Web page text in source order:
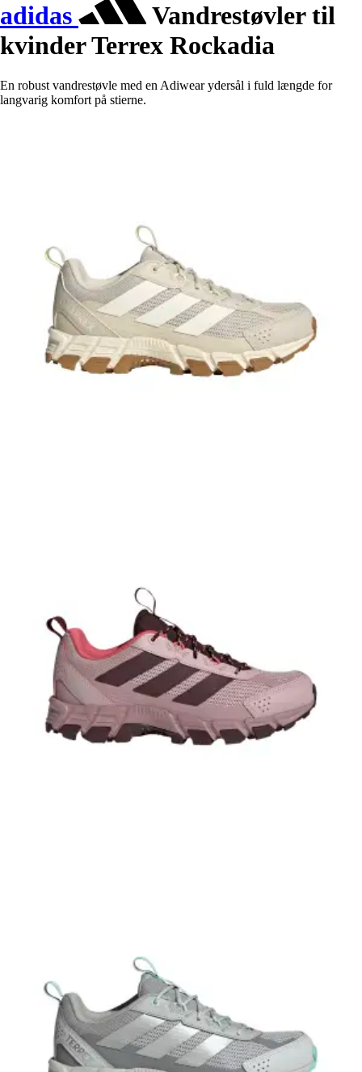
adidas
Vandrestøvler til
kvinder Terrex Rockadia
En robust vandrestøvle med en Adiwear ydersål i fuld længde for
langvarig komfort på stierne.